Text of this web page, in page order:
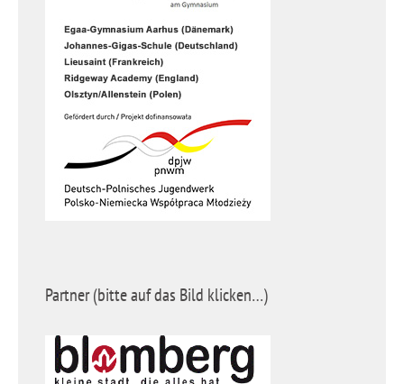
Partner (bitte auf das Bild klicken…)